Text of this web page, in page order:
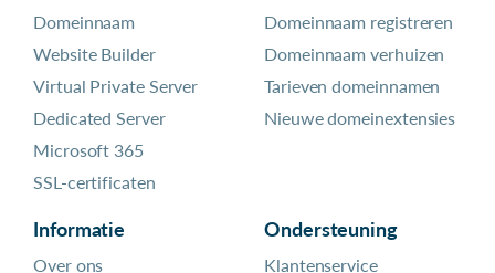
Domeinnaam
Website Builder
Virtual Private Server
Dedicated Server
Microsoft 365
SSL-certificaten
Domeinnaam registreren
Domeinnaam verhuizen
Tarieven domeinnamen
Nieuwe domeinextensies
Informatie
Over ons
Ondersteuning
Klantenservice